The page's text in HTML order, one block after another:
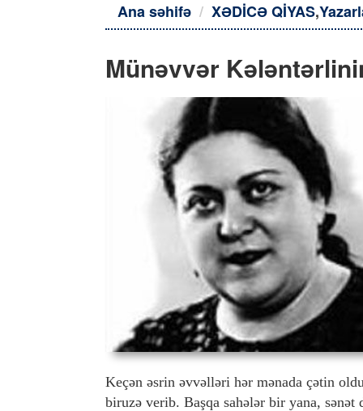
Ana səhifə XƏDİCƏ QİYAS,
Münəvvər
Keçən əsrin əvvəlləri hər mənada çətin
biruzə verib. Başqa sahələr bir yana, sənət